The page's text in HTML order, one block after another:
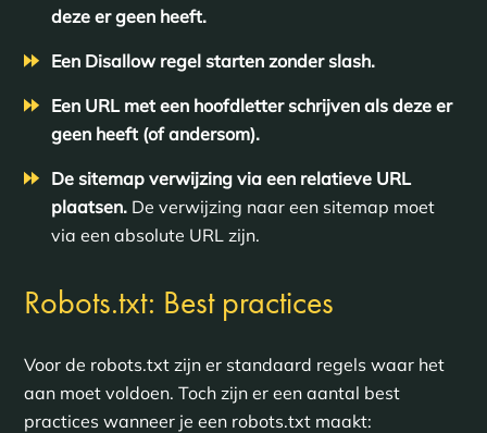
deze er geen heeft.
Een Disallow regel starten zonder slash.
Een URL met een hoofdletter schrijven als deze er
geen heeft (of andersom).
De sitemap verwijzing via een relatieve URL
plaatsen. De verwijzing naar een sitemap moet
via een absolute URL zijn.
Robots.txt: Best practices
Voor de robots.txt zijn er standaard regels waar het
aan moet voldoen. Toch zijn er een aantal best
practices wanneer je een robots.txt maakt: